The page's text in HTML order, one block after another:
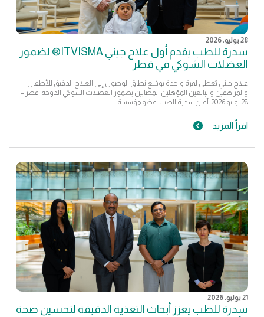
28 يوليو, 2026
سدرة للطب يقدم أول علاج جيني ITVISMA® لضمور
العضلات الشوكي في قطر
علاج جيني يُعطى لمرة واحدة يوسّع نطاق الوصول إلى العلاج الدقيق للأطفال
والمراهقين والبالغين المؤهلين المصابين بضمور العضلات الشوكي الدوحة، قطر –
28 يوليو 2026: أعلن سدرة للطب، عضو مؤسسة
اقرأ المزيد
21 يوليو, 2026
سدرة للطب يعزز أبحاث التغذية الدقيقة لتحسين صحة